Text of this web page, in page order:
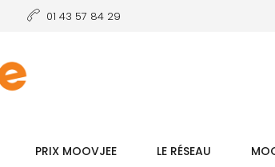
01 43 57 84 29
PRIX MOOVJEE LE RÉSEAU